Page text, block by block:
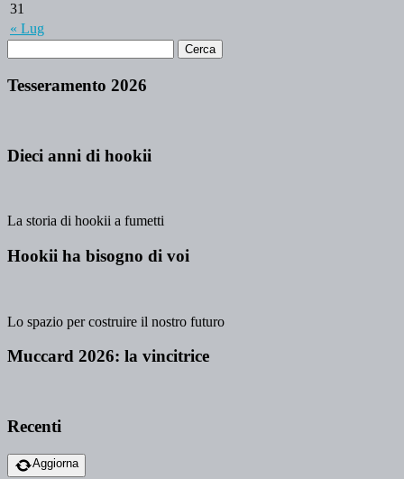
« Lug
31
Tesseramento 2026
Dieci anni di hookii
La storia di hookii a fumetti
Hookii ha bisogno di voi
Lo spazio per costruire il nostro futuro
Muccard 2026: la vincitrice
Recenti
Aggiorna